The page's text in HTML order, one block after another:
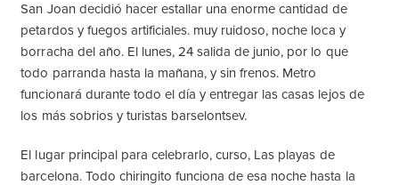
San Joan decidió hacer estallar una enorme cantidad de
petardos y fuegos artificiales. muy ruidoso, noche loca y
borracha del año. El lunes, 24 salida de junio, por lo que
todo parranda hasta la mañana, y sin frenos. Metro
funcionará durante todo el día y entregar las casas lejos de
los más sobrios y turistas barselontsev.
El lugar principal para celebrarlo, curso, Las playas de
barcelona. Todo chiringito funciona de esa noche hasta la